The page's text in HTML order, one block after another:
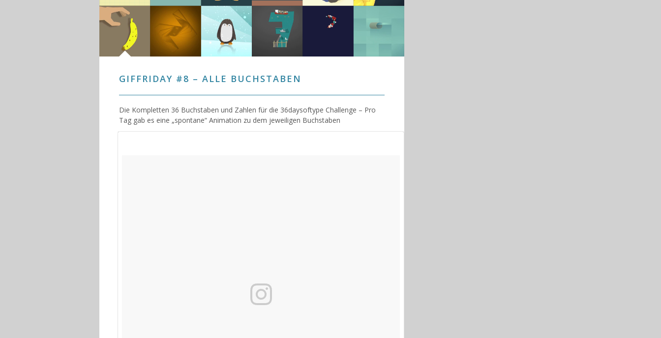
GIFFRIDAY #8 – ALLE BUCHSTABEN
Die Kompletten 36 Buchstaben und Zahlen für die 36daysoftype Challenge – Pro
Tag gab es eine „spontane“ Animation zu dem jeweiligen Buchstaben